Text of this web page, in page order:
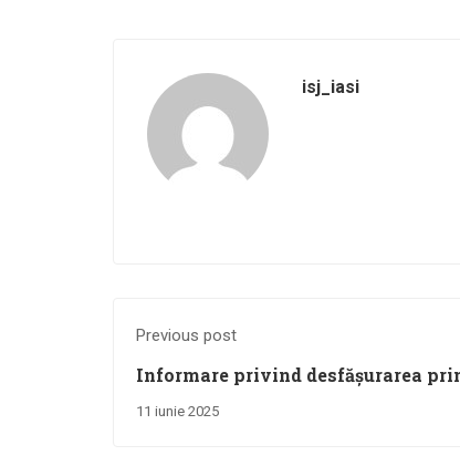
isj_iasi
Previous post
Informare privind desfășurarea
examenului de Bacalaureat
11 iunie 2025